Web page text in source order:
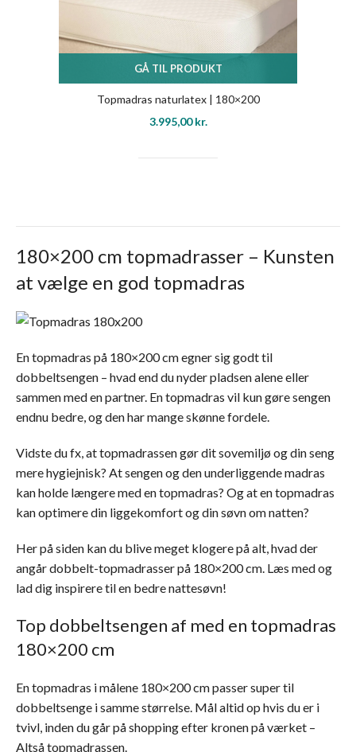
GÅ TIL PRODUKT
Topmadras naturlatex | 180×200
3.995,00kr.
180×200 cm topmadrasser – Kunsten
at vælge en god topmadras
En topmadras på 180×200 cm egner sig godt til
dobbeltsengen – hvad end du nyder pladsen alene eller
sammen med en partner. En topmadras vil kun gøre sengen
endnu bedre, og den har mange skønne fordele.
Vidste du fx, at topmadrassen gør dit sovemiljø og din seng
mere hygiejnisk? At sengen og den underliggende madras
kan holde længere med en topmadras? Og at en topmadras
kan optimere din liggekomfort og din søvn om natten?
Her på siden kan du blive meget klogere på alt, hvad der
angår dobbelt-topmadrasser på 180×200 cm. Læs med og
lad dig inspirere til en bedre nattesøvn!
Top dobbeltsengen af med en topmadras
180×200 cm
En topmadras i målene 180×200 cm passer super til
dobbeltsenge i samme størrelse. Mål altid op hvis du er i
tvivl, inden du går på shopping efter kronen på værket –
Altså topmadrassen.